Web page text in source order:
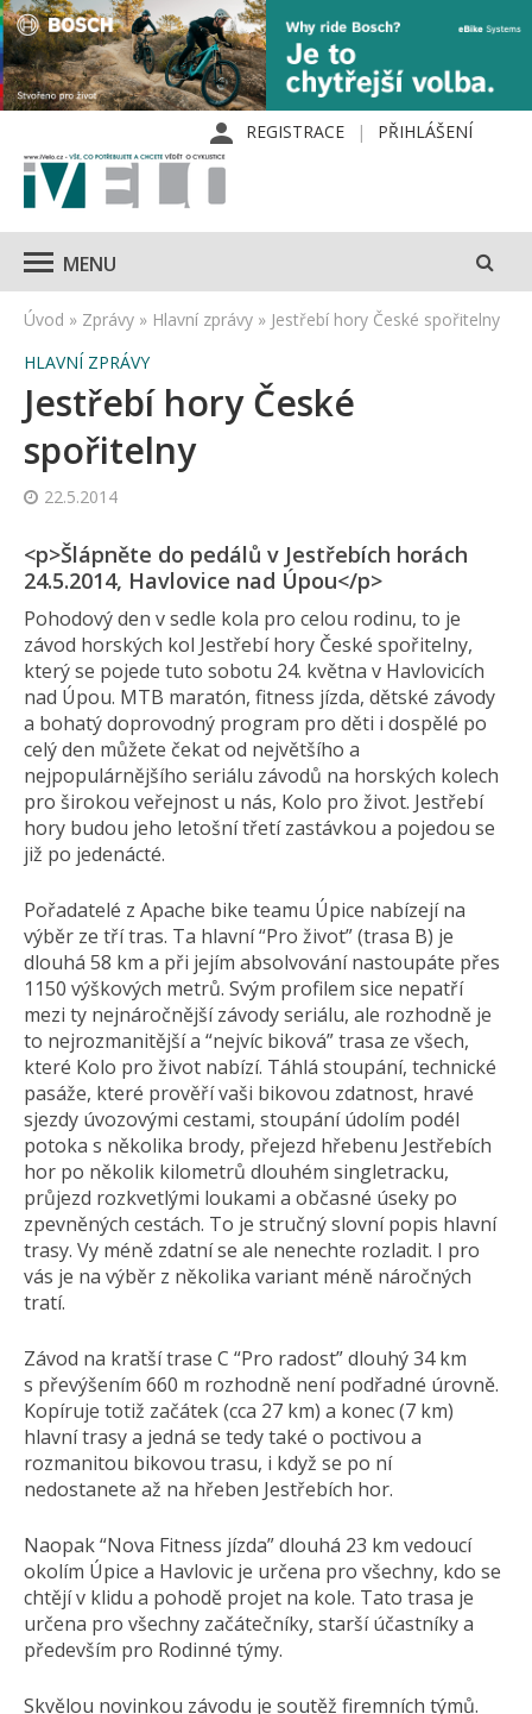
REGISTRACE PŘIHLÁŠENÍ
MENU
Úvod » Zprávy » Hlavní zprávy » Jestřebí hory České spořitelny
HLAVNÍ ZPRÁVY
Jestřebí hory České
spořitelny
22.5.2014
<p>Šlápněte do pedálů v Jestřebích horách
24.5.2014, Havlovice nad Úpou</p>
Pohodový den v sedle kola pro celou rodinu, to je
závod horských kol Jestřebí hory České spořitelny,
který se pojede tuto sobotu 24. května v Havlovicích
nad Úpou. MTB maratón, fitness jízda, dětské závody
a bohatý doprovodný program pro děti i dospělé po
celý den můžete čekat od největšího a
nejpopulárnějšího seriálu závodů na horských kolech
pro širokou veřejnost u nás, Kolo pro život. Jestřebí
hory budou jeho letošní třetí zastávkou a pojedou se
již po jedenácté.
Pořadatelé z Apache bike teamu Úpice nabízejí na
výběr ze tří tras. Ta hlavní “Pro život” (trasa B) je
dlouhá 58 km a při jejím absolvování nastoupáte přes
1150 výškových metrů. Svým profilem sice nepatří
mezi ty nejnáročnější závody seriálu, ale rozhodně je
to nejrozmanitější a “nejvíc biková” trasa ze všech,
které Kolo pro život nabízí. Táhlá stoupání, technické
pasáže, které prověří vaši bikovou zdatnost, hravé
sjezdy úvozovými cestami, stoupání údolím podél
potoka s několika brody, přejezd hřebenu Jestřebích
hor po několik kilometrů dlouhém singletracku,
průjezd rozkvetlými loukami a občasné úseky po
zpevněných cestách. To je stručný slovní popis hlavní
trasy. Vy méně zdatní se ale nenechte rozladit. I pro
vás je na výběr z několika variant méně náročných
tratí.
Závod na kratší trase C “Pro radost” dlouhý 34 km
s převýšením 660 m rozhodně není podřadné úrovně.
Kopíruje totiž začátek (cca 27 km) a konec (7 km)
hlavní trasy a jedná se tedy také o poctivou a
rozmanitou bikovou trasu, i když se po ní
nedostanete až na hřeben Jestřebích hor.
Naopak “Nova Fitness jízda” dlouhá 23 km vedoucí
okolím Úpice a Havlovic je určena pro všechny, kdo se
chtějí v klidu a pohodě projet na kole. Tato trasa je
určena pro všechny začátečníky, starší účastníky a
především pro Rodinné týmy.
Skvělou novinkou závodu je soutěž firemních týmů.